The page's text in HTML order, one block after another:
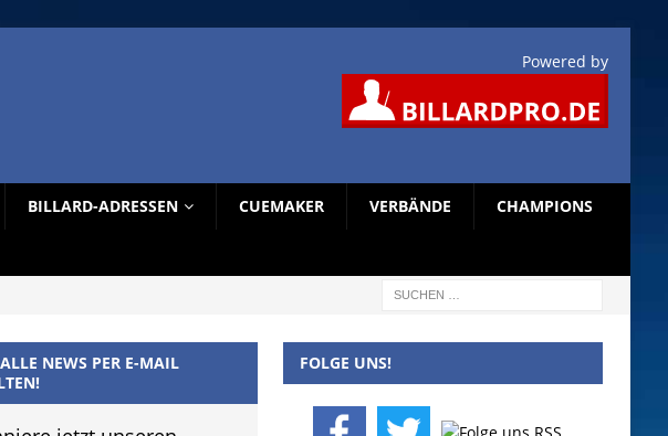
Powered by
BILLARD-ADRESSEN CUEMAKER VERBÄNDE CHAMPIONS
ALLE NEWS PER E-MAIL
FOLGE UNS!